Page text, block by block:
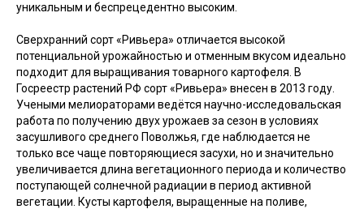
уникальным и беспрецедентно высоким.
Сверхранний сорт «Ривьера» отличается высокой
потенциальной урожайностью и отменным вкусом идеально
подходит для выращивания товарного картофеля. В
Госреестр растений РФ сорт «Ривьера» внесен в 2013 году.
Учеными мелиораторами ведётся научно-исследовальская
работа по получению двух урожаев за сезон в условиях
засушливого среднего Поволжья, где наблюдается не
только все чаще повторяющиеся засухи, но и значительно
увеличивается длина вегетационного периода и количество
поступающей солнечной радиации в период активной
вегетации. Кусты картофеля, выращенные на поливе,